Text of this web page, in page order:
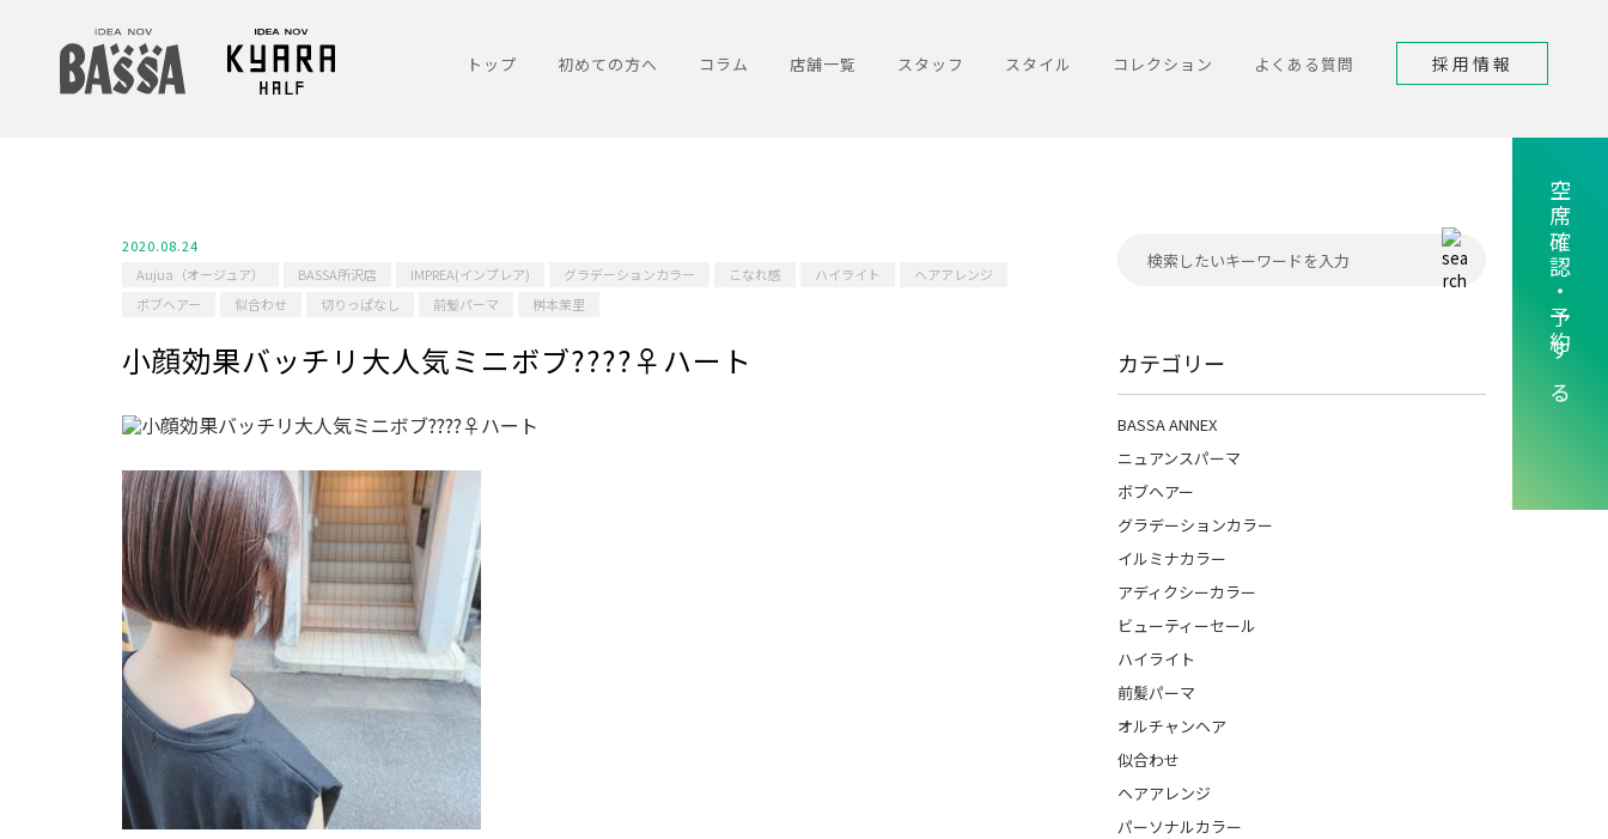
トップ 初めての方へ コラム 店舗一覧 スタッフ スタイル コレクション よくある質問 採用情報
2020.08.24
Aujua（オージュア）
BASSA所沢店 IMPREA(インプレア) グラデーションカラー こなれ感 ハイライト
ヘアアレンジ
ボブヘアー
似合わせ 切りっぱなし 前髪パーマ 桝本茉里
小顔効果バッチリ大人気ミニボブ????‍♀️ハート カテゴリー
BASSA ANNEX
ニュアンスパーマ
ボブヘアー
グラデーションカラー
イルミナカラー
アディクシーカラー
ビューティーセール
ハイライト
前髪パーマ
オルチャンヘア
似合わせ
ヘアアレンジ
パーソナルカラー
空席確認・予約する